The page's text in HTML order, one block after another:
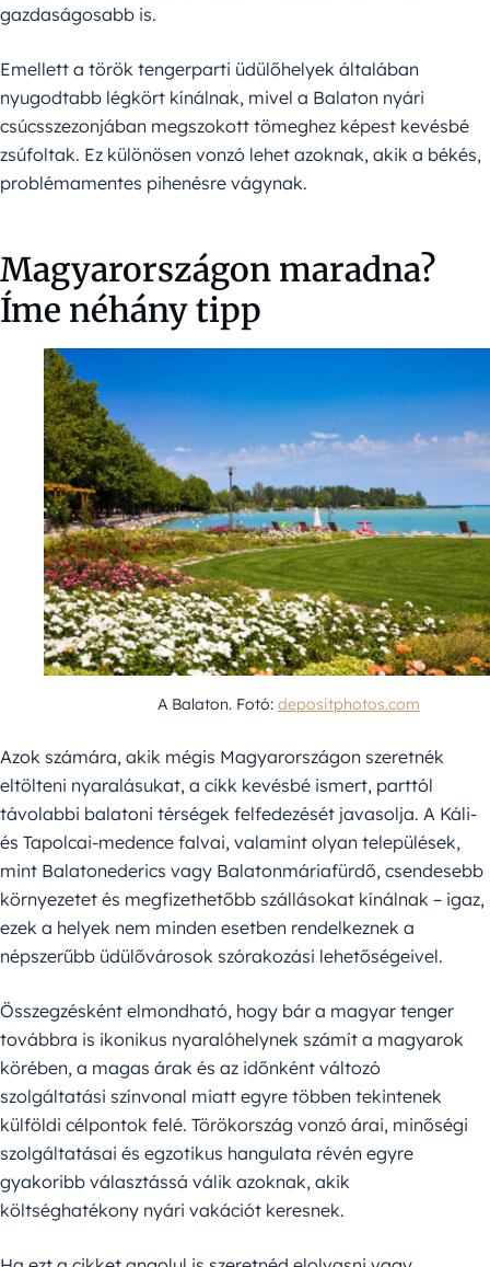
gazdaságosabb is.
Emellett a török tengerparti üdülőhelyek általában
nyugodtabb légkört kínálnak, mivel a Balaton nyári
csúcsszezonjában megszokott tömeghez képest kevésbé
zsúfoltak. Ez különösen vonzó lehet azoknak, akik a békés,
problémamentes pihenésre vágynak.
Magyarországon maradna?
Íme néhány tipp
A Balaton. Fotó: depositphotos.com
Azok számára, akik mégis Magyarországon szeretnék
eltölteni nyaralásukat, a cikk kevésbé ismert, parttól
távolabbi balatoni térségek felfedezését javasolja. A Káli-
és Tapolcai-medence falvai, valamint olyan települések,
mint Balatonederics vagy Balatonmáriafürdő, csendesebb
környezetet és megfizethetőbb szállásokat kínálnak – igaz,
ezek a helyek nem minden esetben rendelkeznek a
népszerűbb üdülővárosok szórakozási lehetőségeivel.
Összegzésként elmondható, hogy bár a magyar tenger
továbbra is ikonikus nyaralóhelynek számít a magyarok
körében, a magas árak és az időnként változó
szolgáltatási színvonal miatt egyre többen tekintenek
külföldi célpontok felé. Törökország vonzó árai, minőségi
szolgáltatásai és egzotikus hangulata révén egyre
gyakoribb választássá válik azoknak, akik
költséghatékony nyári vakációt keresnek.